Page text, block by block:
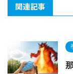
関連記事